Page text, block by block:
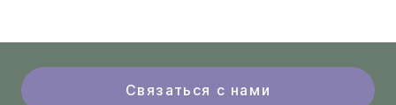
Связаться с нами